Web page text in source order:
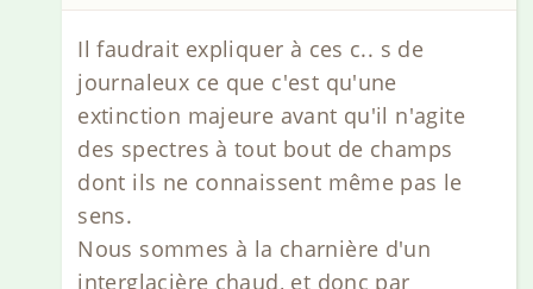
Il faudrait expliquer à ces c.. s de
journaleux ce que c'est qu'une
extinction majeure avant qu'il n'agite
des spectres à tout bout de champs
dont ils ne connaissent même pas le
sens.
Nous sommes à la charnière d'un
interglacière chaud, et donc par